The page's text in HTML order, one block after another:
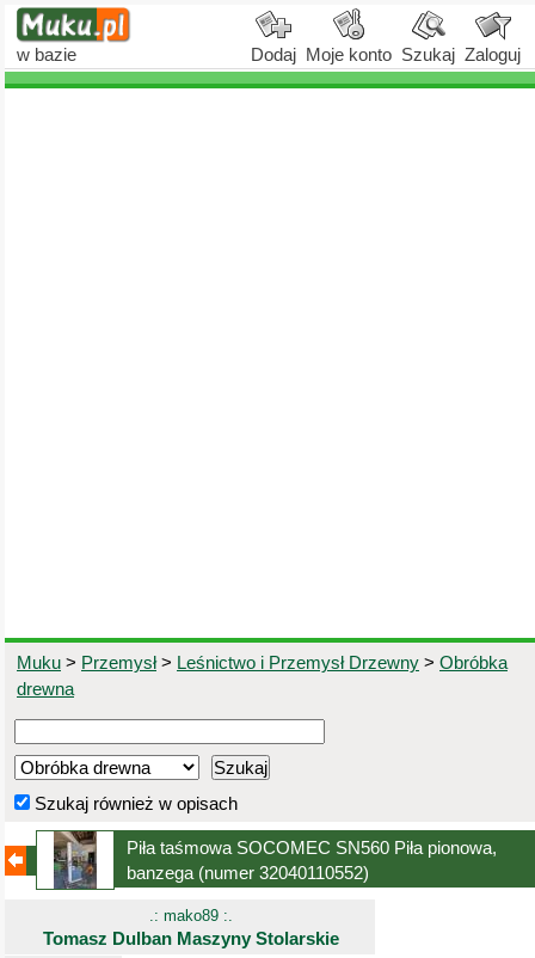
w bazie Dodaj Moje konto Szukaj Zaloguj
Muku > Przemysł> Leśnictwo i Przemysł Drzewny > Obróbka
drewna
Szukaj również w opisach
Piła taśmowa SOCOMEC SN560 Piła pionowa,
banzega (numer 32040110552)
.: mako89 :.
Tomasz Dulban Maszyny Stolarskie